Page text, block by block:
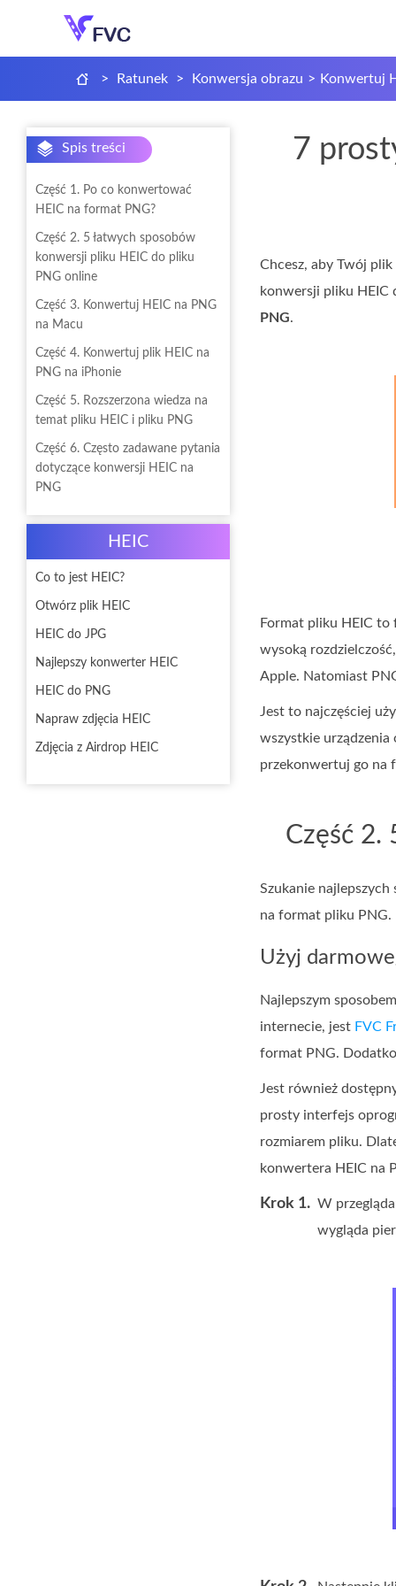
> Ratunek > Konwersja obrazu > Konwertuj
Spis treści
Część 1. Po co konwertować
HEIC na format PNG?
Część 2. 5 łatwych sposobów
konwersji pliku HEIC do pliku
PNG online
Część 3. Konwertuj HEIC na PNG
na Macu
Część 4. Konwertuj plik HEIC na
PNG na iPhonie
Część 5. Rozszerzona wiedza na
temat pliku HEIC i pliku PNG
Część 6. Często zadawane pytania
dotyczące konwersji HEIC na
PNG
HEIC
Co to jest HEIC?
Otwórz plik HEIC
HEIC do JPG
Najlepszy konwerter HEIC
HEIC do PNG
Napraw zdjęcia HEIC
Zdjęcia z Airdrop HEIC
7
Chcesz, aby Twój plik
konwersji pliku HEIC
PNG.
Format pliku HEIC
wysoką
Apple. Natomiast
Jest to najczęściej
wszystkie urządzenia
przekonwertuj go na
Część 2.
Szukanie
na format pliku PNG.
Użyj
Najlepszym
internecie, jest FVC
format PNG.
Jest również
prosty interfejs
rozmiarem pliku.
konwertera HEIC na
Krok 1. W
wygląda